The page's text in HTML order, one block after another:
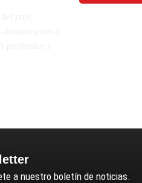
a nuestro boletín de noticias.